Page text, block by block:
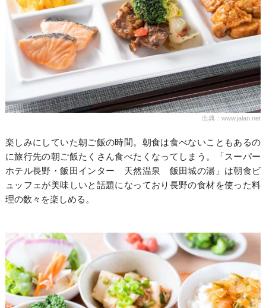
出典：www.jalan.net
楽しみにしていた朝ご飯の時間。朝食は食べないこともあるの
に旅行先の朝ご飯たくさん食べたくなってしまう。「スーパー
ホテル長野・飯田インター 天然温泉 飯田城の湯」は朝食ビ
ュッフェが美味しいと話題になっており長野の食材を使った料
理の数々を楽しめる。